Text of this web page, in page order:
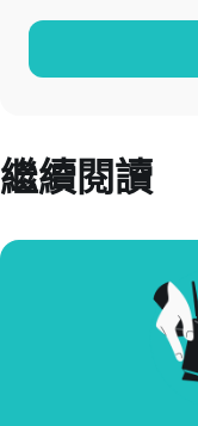
繼續閱讀